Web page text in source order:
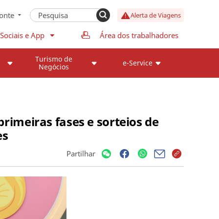
Alerta de Viagens
e App Área dos trabalhadores
Turismo de
Negócios
e-Service
fases e sorteios de
Partilhar